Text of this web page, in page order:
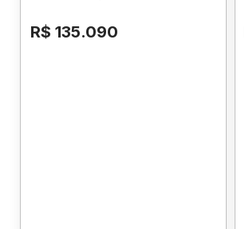
R$ 135.090